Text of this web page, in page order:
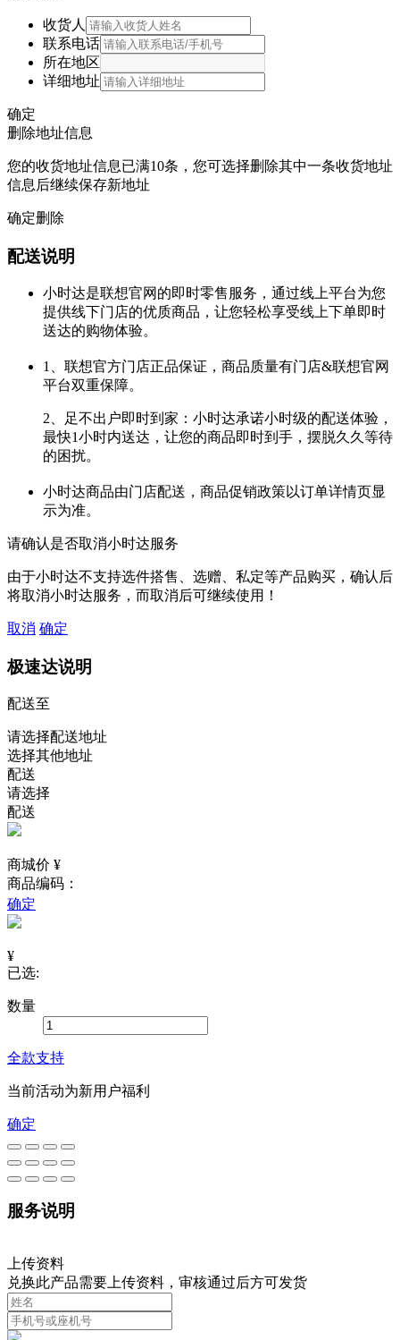
收货人
联系电话
所在地区
详细地址
确定
删除地址信息
您的收货地址信息已满10条，您可选择删除其中一条收货地址
信息后继续保存新地址
确定删除
配送说明
小时达是联想官网的即时零售服务，通过线上平台为您
提供线下门店的优质商品，让您轻松享受线上下单即时
送达的购物体验。
1、联想官方门店正品保证，商品质量有门店&联想官网
平台双重保障。
2、足不出户即时到家：小时达承诺小时级的配送体验，
最快1小时内送达，让您的商品即时到手，摆脱久久等待
的困扰。
小时达商品由门店配送，商品促销政策以订单详情页显
示为准。
请确认是否取消小时达服务
由于小时达不支持选件搭售、选赠、私定等产品购买，确认后
将取消小时达服务，而取消后可继续使用！
取消 确定
极速达说明
配送至
请选择配送地址
选择其他地址
配送
请选择
配送
商城价 ¥
商品编码：
确定
¥
已选:
数量
全款支持
当前活动为新用户福利
确定
服务说明
上传资料
兑换此产品需要上传资料，审核通过后方可发货